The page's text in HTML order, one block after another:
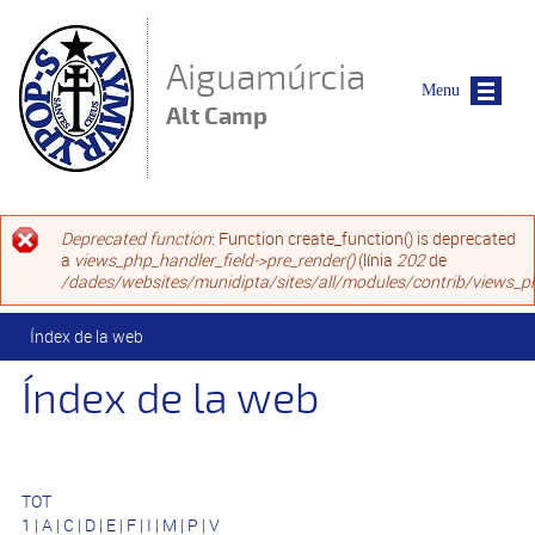
Aiguamúrcia
Alt Camp
Missatge d'error
Deprecated function: Function create_function() is deprecated
a views_php_handler_field->pre_render()(línia 202de
/dades/websites/munidipta/sites/all/modules/contrib/
Esteu aquí
Índex de la web
Índex de la web
TOT
1 | A | C | D | E | F | I | M | P | V
Menu